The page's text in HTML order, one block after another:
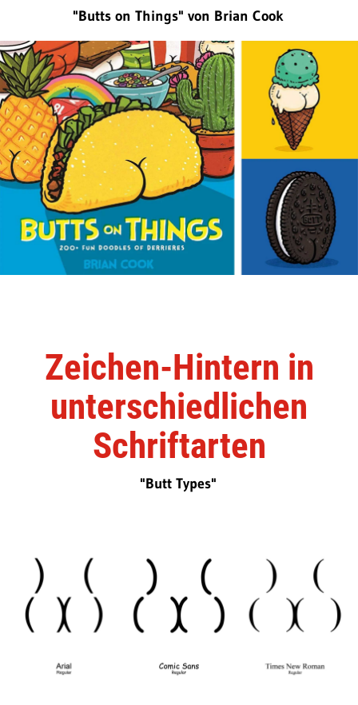
"Butts on Things" von Brian Cook
Zeichen-Hintern in
unterschiedlichen
Schriftarten
"Butt Types"